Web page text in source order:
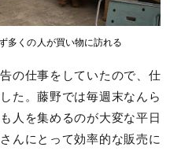
多くの人が買い物に訪れる
の仕事をしていたので、仕
た。藤野では毎週末なんら
人を集めるのが大変な平日
んにとって効率的な販売に